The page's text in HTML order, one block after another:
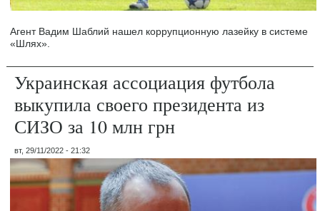
Агент Вадим Шаблий нашел коррупционную лазейку в системе
«Шлях».
Украинская ассоциация футбола
выкупила своего президента из
СИЗО за 10 млн грн
вт, 29/11/2022 - 21:32